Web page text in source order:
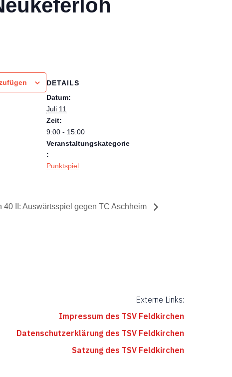
DETAILS
Datum:
Juli 11
Zeit:
9:00 - 15:00
Veranstaltungskategorie
:
Punktspiel
40 II: Auswärtsspiel gegen TC Aschheim
Externe Links:
Impressum des TSV Feldkirchen
Datenschutzerklärung des TSV Feldkirchen
Satzung des TSV Feldkirchen